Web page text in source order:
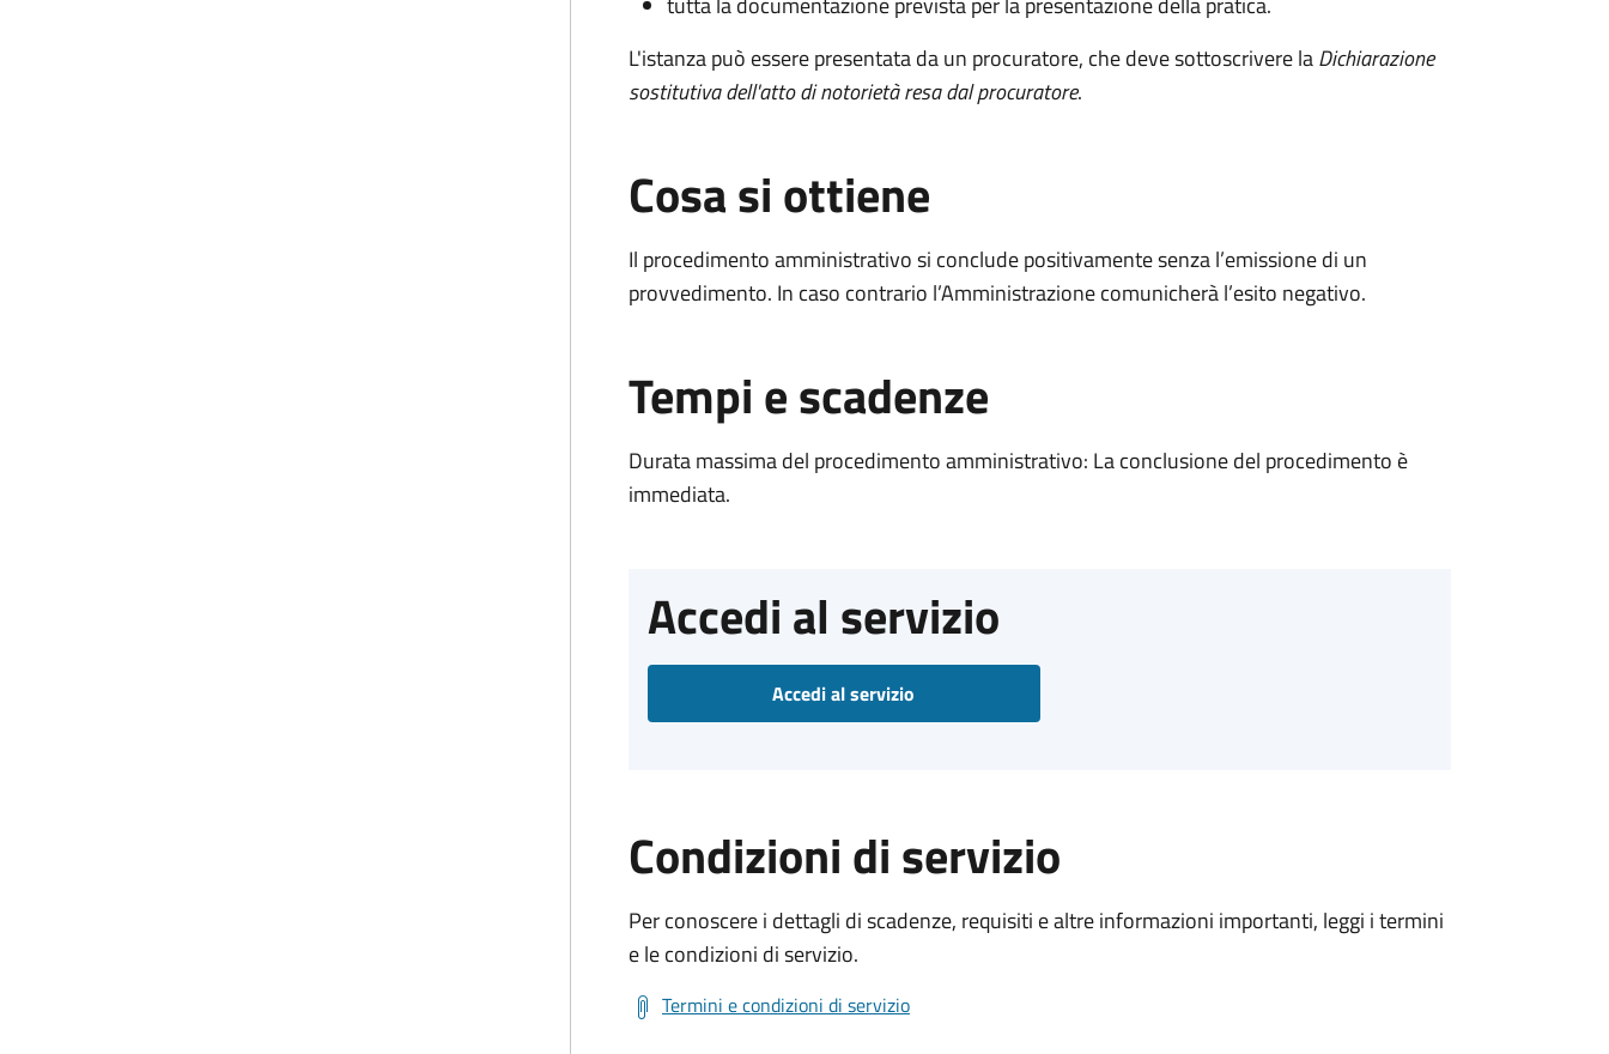
L'istanza può essere presentata da un procuratore, che deve sottoscrivere laDichiarazione
sostitutiva dell'atto di notorietà resa dal procuratore.
Cosa si ottiene
Il procedimento amministrativo si conclude positivamente senza l’emissione di un
provvedimento. In caso contrario l’Amministrazione comunicherà l’esito negativo.
Tempi e scadenze
Durata massima del procedimento amministrativo: La conclusione del procedimento è
immediata.
Accedi al servizio
Accedi al servizio
Condizioni di servizio
Per conoscere i dettagli di scadenze, requisiti e altre informazioni importanti, leggi i termini
e le condizioni di servizio.
Termini e condizioni di servizio